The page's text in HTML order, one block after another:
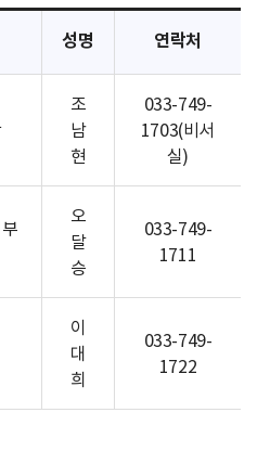
성명 연락처
조
남
현
033-749-
1703(비서
실)
오
달
승
033-749-
1711
이
대
희
033-749-
1722